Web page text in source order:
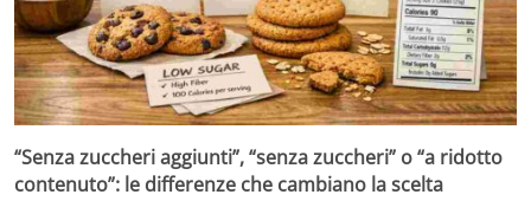
“Senza zuccheri aggiunti”, “senza zuccheri” o “a ridotto
contenuto”: le differenze che cambiano la scelta